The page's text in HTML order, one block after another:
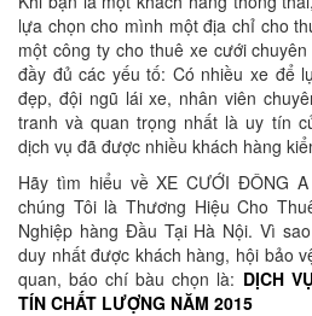
lựa chọn cho mình một địa chỉ cho
một công ty cho thuê xe cưới
đầy đủ các yếu tố: Có nhiều xe để
đẹp, đội ngũ lái xe, nhân viên
tranh và quan trọng nhất là uy tín
dịch vụ đã được nhiều khách hàng
Hãy tìm hiểu về XE CƯỚI ĐÔNG
chúng Tôi là Thương Hiệu Cho
Nghiệp hàng Đầu Tại Hà Nội. Vì
duy nhất được khách hàng, hội bảo
quan, báo chí bàu chọn là: DỊCH
TÍN CHẤT LƯỢNG NĂM 2015